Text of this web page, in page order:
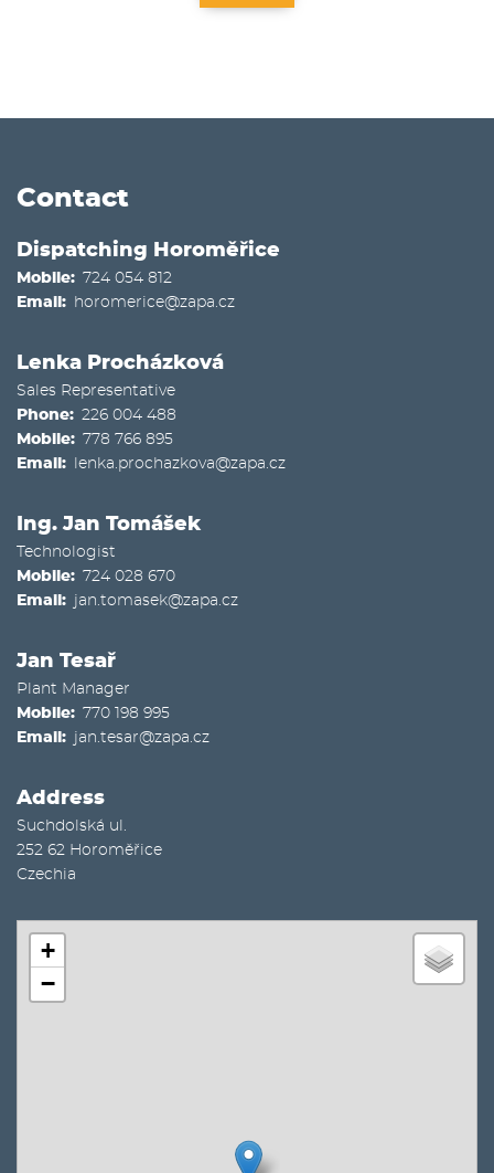
Contact
Dispatching Horoměřice
Mobile
724 054 812
Email
horomerice@zapa.cz
Lenka Procházková
Sales Representative
Phone
226 004 488
Mobile
778 766 895
Email
lenka.prochazkova@zapa.cz
Ing. Jan Tomášek
Technologist
Mobile
724 028 670
Email
jan.tomasek@zapa.cz
Jan Tesař
Plant Manager
Mobile
770 198 995
Email
jan.tesar@zapa.cz
Address
Suchdolská ul.
252 62 Horoměřice
Czechia
+
−